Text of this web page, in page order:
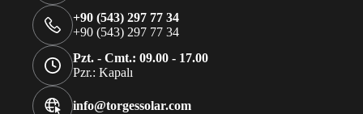
+90 (543) 297 77 34
+90 (543) 297 77 34
Pzt. - Cmt.: 09.00 - 17.00
Pzr.: Kapalı
info@torgessolar.com